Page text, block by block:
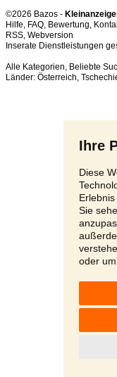
Ihre
Diese
Sie
oder
©2026 Bazos -
Hilfe, FAQ, Bewertung,
RSS,
Inserate Dienstleistungen
Alle Kategorien, Beliebte
Länder: Österreich,